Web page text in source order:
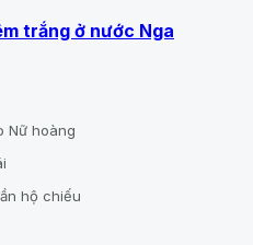
trắng ở nước Nga
Nữ hoàng
hộ chiếu